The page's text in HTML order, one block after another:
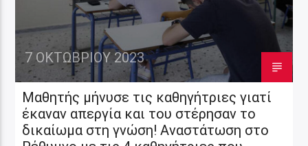
7 ΟΚΤΩΒΡΊΟΥ 2023
Μαθητής μήνυσε τις καθηγήτριες γιατί
έκαναν απεργία και του στέρησαν το
δικαίωμα στη γνώση! Αναστάτωση στο